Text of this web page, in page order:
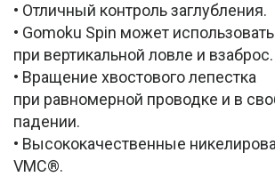
• Отличный контроль заглубления.
• Gomoku Spin может
при вертикальной ловле и взаброс.
• Вращение хвостового лепестка
при равномерной проводке и в
падении.
• Высококачественные
VMC®.